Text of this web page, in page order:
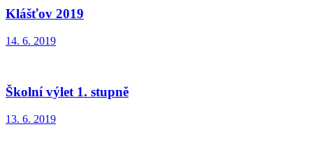
Klášťov 2019
14. 6. 2019
Školní výlet 1. stupně
13. 6. 2019